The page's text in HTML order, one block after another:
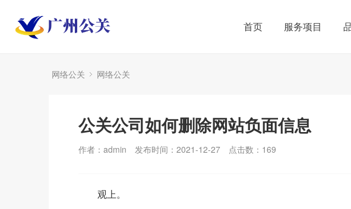
首页 服务项目
网络公关 网络公关
公关公司如何删除网站负面信息
作者：admin 发布时间：2021-12-27 点击数： 169
观上。